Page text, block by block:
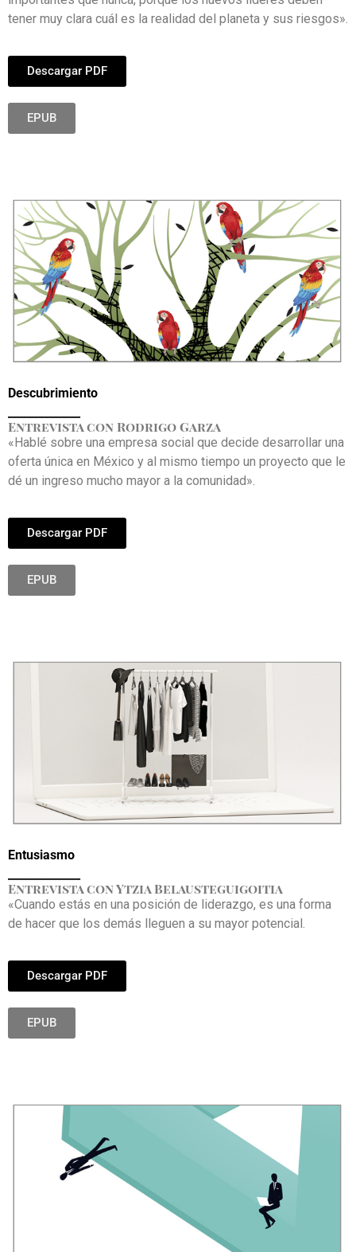
tener muy clara cuál es la realidad del planeta y sus riesgos».
Descargar PDF
EPUB
Descubrimiento
Entrevista con Rodrigo Garza
«Hablé sobre una empresa social que decide desarrollar una
oferta única en México y al mismo tiempo un proyecto que le
dé un ingreso mucho mayor a la comunidad».
Descargar PDF
EPUB
Entusiasmo
Entrevista con Ytzia Belausteguigoitia
«Cuando estás en una posición de liderazgo, es una forma
de hacer que los demás lleguen a su mayor potencial.
Descargar PDF
EPUB